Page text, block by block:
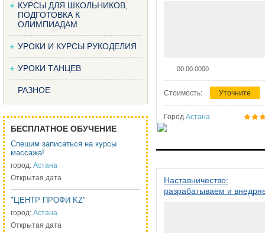
КУРСЫ ДЛЯ ШКОЛЬНИКОВ,
ПОДГОТОВКА К
ОЛИМПИАДАМ
УРОКИ И КУРСЫ РУКОДЕЛИЯ
УРОКИ ТАНЦЕВ
РАЗНОЕ
БЕСПЛАТНОЕ ОБУЧЕНИЕ
Спешим записаться на курсы
массажа!
город: Астана
Открытая дата
"ЦЕНТР ПРОФИ KZ"
город: Астана
Открытая дата
00.00.0000
Стоимость: Уточните
Город Астана
Наставничество:
разрабатываем и